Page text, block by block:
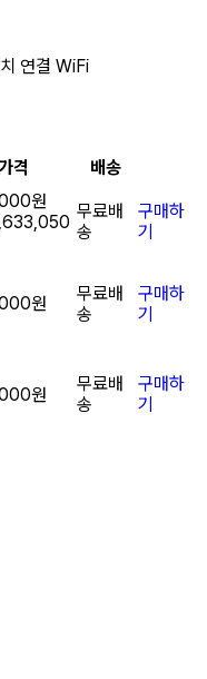
연결 WiFi
격 배송
원
무료배
송
구매하
기
원
무료배
송
구매하
기
원
무료배
송
구매하
기